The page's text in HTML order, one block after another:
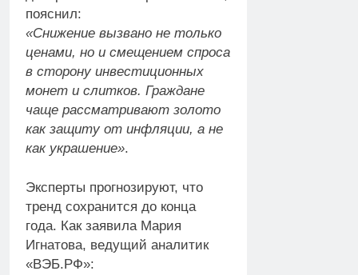
пояснил:
«Снижение вызвано не только
ценами, но и смещением спроса
в сторону инвестиционных
монет и слитков. Граждане
чаще рассматривают золото
как защиту от инфляции, а не
как украшение».
Эксперты прогнозируют, что
тренд сохранится до конца
года. Как заявила Мария
Игнатова, ведущий аналитик
«ВЭБ.РФ»: